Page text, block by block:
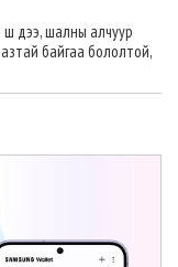
ш дээ, шалны алчуур
байгаа бололтой,